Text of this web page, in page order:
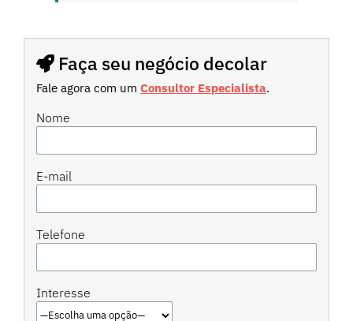
Faça seu negócio decolar
Fale agora com um Consultor Especialista.
Nome
E-mail
Telefone
Interesse